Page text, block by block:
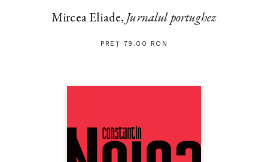
Mircea Eliade, Jurnalul portughez
PREȚ 79.00 RON